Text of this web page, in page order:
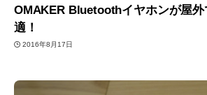
OMAKER Bluetoothイヤホンが屋
適！
2016年8月17日